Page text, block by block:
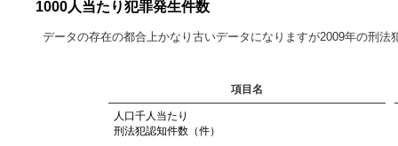
1000人当たり犯罪発生件数
データの存在の都合上かなり古いデータになりますが2009年の刑
項目名
人口千人当たり
刑法犯認知件数（件）